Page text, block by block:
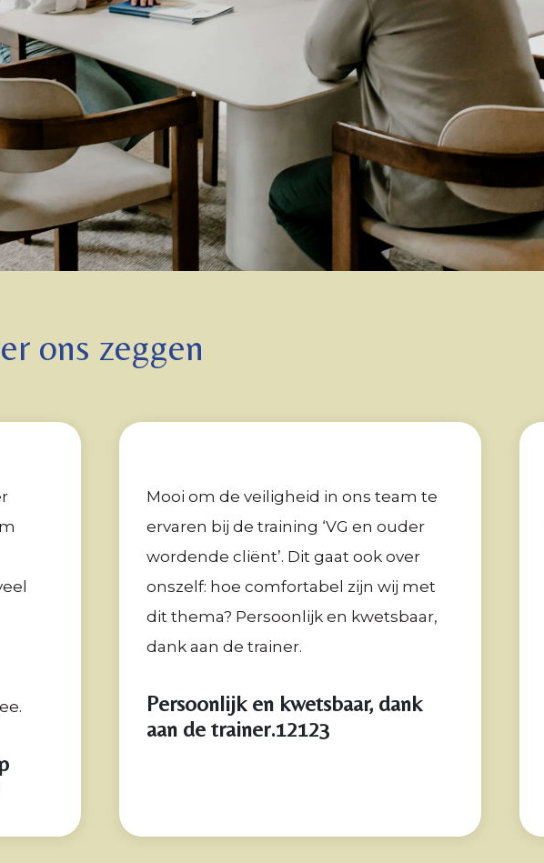
ons zeggen
Mooi om de veiligheid in ons team te
ervaren bij de training ‘VG en ouder
wordende cliënt’. Dit gaat ook over
onszelf: hoe comfortabel zijn wij met
dit thema? Persoonlijk en kwetsbaar,
dank aan de trainer.
Persoonlijk en kwetsbaar, dank
aan de trainer.12123